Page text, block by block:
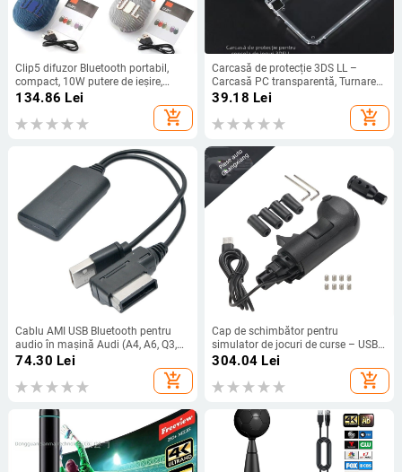
Clip5 difuzor Bluetooth portabil,
compact, 10W putere de ieșire,
Bluetooth 5.3, interval de frecvențe
100 Hz-20 kHz, SNR ≥70 dB, baterie
încorporată
134.86 Lei
add_shopping_cart
Carcasă de protecție 3DS LL –
Carcasă PC transparentă, Turnare
prin injecție, Compatibilă cu 3DS LL,
39.18 Lei
add_shopping_cart
Cablu AMI USB Bluetooth pentru
audio în mașină Audi (A4, A6, Q3,
Q5, Q7) – linie audio; 5 Gbps;
nucleu de cupru; cupru fără oxigen
74.30 Lei
add_shopping_cart
Cap de schimbător pentru
simulator de jocuri de curse – USB,
model SK-1117, compatibil cu
Logitech G29/G27/G25/G923, ABS
+ aliaj de aluminiu, 0,5 kg
304.04 Lei
add_shopping_cart